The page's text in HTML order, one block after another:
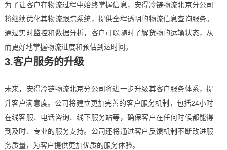
为了让客户在物流过程中始终掌握信息，安得冷链物流北京分公司
将继续优化其物流跟踪系统，提供全程透明的物流信息查询服务。
通过实时监控和数据分析，客户可以随时了解货物的运输状态，从
而更好地掌握物流进度和预估到达时间。
3.客户服务的升级
未来，安得冷链物流北京分公司将进一步升级其客户服务体系，提
升客户满意度。公司将建立更加完善的客户服务机制，包括24小时
在线客服、电话咨询、线下服务站等，确保客户在任何时候都能得
到及时、专业的服务支持。公司还将通过客户反馈机制不断改进服
务质量，为客户提供更加优质的服务体验。